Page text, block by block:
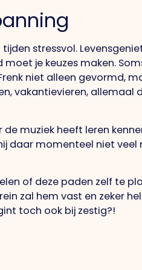
stressvol.
je keuzes maken.
niet alleen gevormd,
vakantievieren,
muziek heeft leren
daar momenteel niet
of deze paden zelf te
zal hem vast en zeker
toch ook bij zestig?!